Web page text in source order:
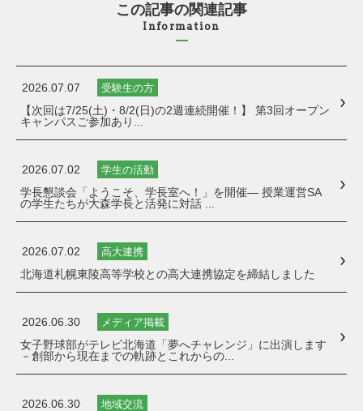
この記事の関連記事
Information
2026.07.07 受験生の方
【次回は7/25(土)・8/2(日)の2週連続開催！】 第3回オープン
キャンパスご参加あり...
2026.07.02 学生の活動
学長懇談会「ようこそ、学長室へ！」を開催― 授業運営SA
の学生たちが大森学長と活発に対話 ...
2026.07.02 高大連携
北海道札幌東陵高等学校との高大連携協定を締結しました
2026.06.30 メディア掲載
女子野球部がテレビ北海道「夢へチャレンジ」に出演します
－創部から現在までの軌跡とこれからの...
2026.06.30 地域交流